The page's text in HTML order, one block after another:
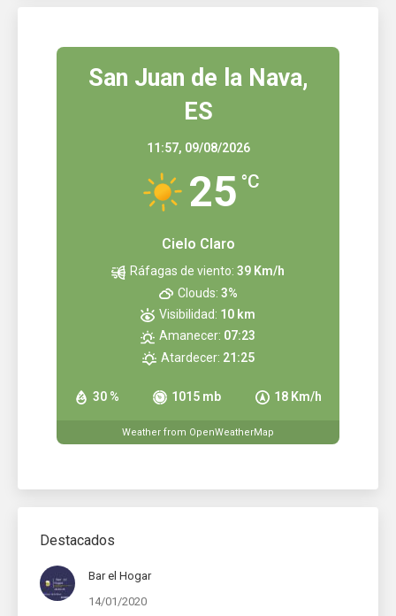
San Juan de la Nava,
ES
11:57, 09/08/2026
25 °C
Cielo Claro
30 % 1015 mb 18 Km/h
Ráfagas de viento: 39 Km/h
Clouds: 3%
Visibilidad: 10 km
Amanecer: 07:23
Atardecer: 21:25
Weather from OpenWeatherMap
Destacados
Bar el Hogar
14/01/2020